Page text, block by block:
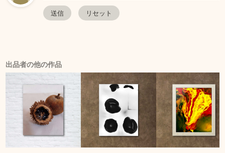
出品者の他の作品